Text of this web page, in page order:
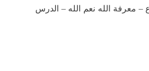
– معرفة الله نعم الله – الدرس